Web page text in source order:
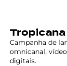
Tropicana
Campanha de
omnicanal,
digitais.